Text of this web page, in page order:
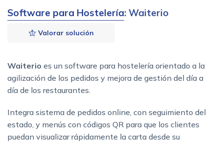
Software para Hostelería: Waiterio
Valorar solución
Waiterio es un software para hostelería orientado a la
agilización de los pedidos y mejora de gestión del día a
día de los restaurantes.
Integra sistema de pedidos online, con seguimiento del
estado, y menús con códigos QR para que los clientes
puedan visualizar rápidamente la carta desde su